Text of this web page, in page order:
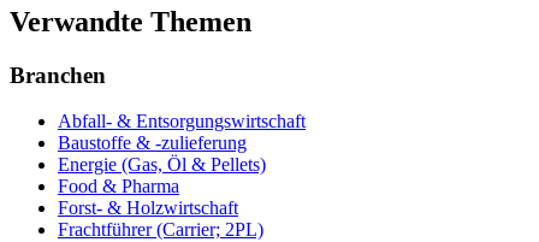
Verwandte Themen
Branchen
Abfall- & Entsorgungswirtschaft
Baustoffe & -zulieferung
Energie (Gas, Öl & Pellets)
Food & Pharma
Forst- & Holzwirtschaft
Frachtführer (Carrier; 2PL)